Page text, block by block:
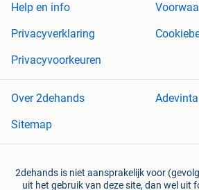
Help en info
Privacyverklaring
Privacyvoorkeuren
Over 2dehands
Adevinta
Sitemap
2dehands is niet aansprakelijk voor
uit het gebruik van deze site, dan wel uit